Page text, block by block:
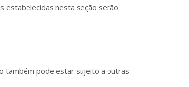
estabelecidas nesta seção serão
também pode estar sujeito a outras